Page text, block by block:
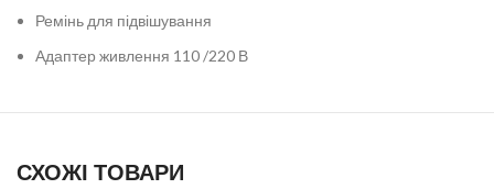
Ремінь для підвішування
Адаптер живлення 110 /220 В
СХОЖІ ТОВАРИ